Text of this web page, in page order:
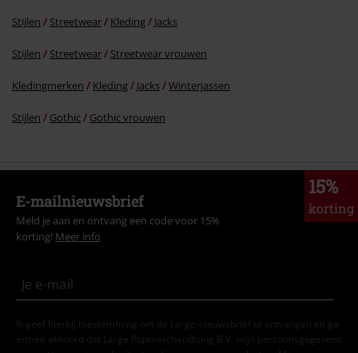
Stijlen Streetwear Kleding Jacks
Stijlen Streetwear Streetwear vrouwen
Kledingmerken Kleding Jacks Winterjassen
Stijlen Gothic Gothic vrouwen
15%
korting
E-mailnieuwsbrief
Meld je aan en ontvang een code voor 15%
korting! Meer info
Ik geef hierbij toestemming om de Large-nieuwsbrief te ontvangen en ga
ermee akkoord dat Large Popmerchandising B.V. mijn persoonsgegevens